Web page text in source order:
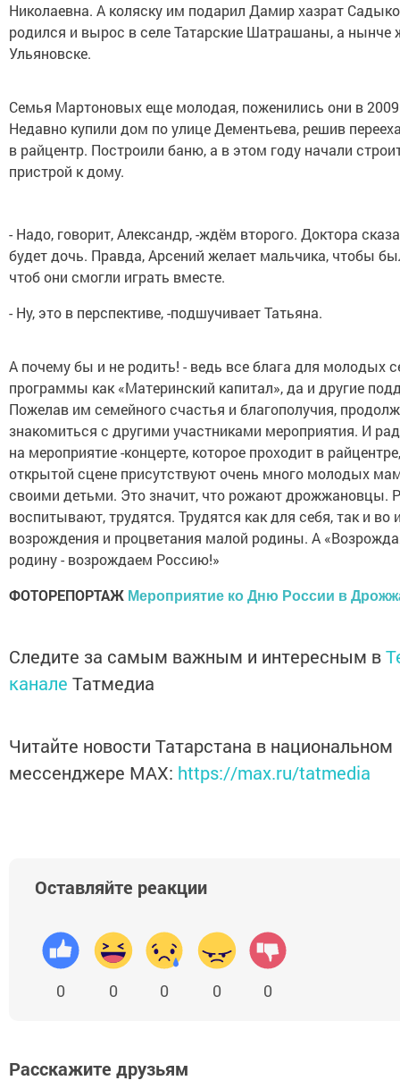
Николаевна. А коляску им подарил Дамир хазрат
родился и вырос в селе Татарские Шатрашаны, а нынче
Ульяновске.
Семья Мартоновых еще молодая, поженились они в 2009
Недавно купили дом по улице Дементьева, решив
в райцентр. Построили баню, а в этом году начали
пристрой к дому.
- Надо, говорит, Александр, -ждём второго. Доктора
будет дочь. Правда, Арсений желает мальчика, чтобы
чтоб они смогли играть вместе.
- Ну, это в перспективе, -подшучивает Татьяна.
А почему бы и не родить! - ведь все блага для молодых
программы как «Материнский капитал», да и другие
Пожелав им семейного счастья и благополучия,
знакомиться с другими участниками мероприятия. И
на мероприятие -концерте, которое проходит в
открытой сцене присутствуют очень много молодых
своими детьми. Это значит, что рожают дрожжановцы.
воспитывают, трудятся. Трудятся как для себя, так и во
возрождения и процветания малой родины. А
родину - возрождаем Россию!»
ФОТОРЕПОРТАЖ Мероприятие ко Дню России в
Следите за самым важным и интересным в
канале Татмедиа
Читайте новости Татарстана в национальном
мессенджере MАХ: https://max.ru/tatmedia
Оставляйте реакции
0 0 0 0 0
Расскажите друзьям